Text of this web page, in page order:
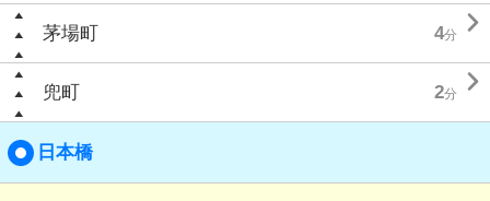
茅場町 4分 
兜町 2分 
日本橋